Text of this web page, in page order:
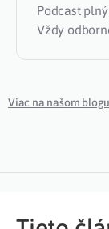
Podcast
Vždy
Viac na našom blogu